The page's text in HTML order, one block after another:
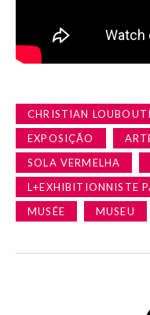
CHRISTIAN
EXPOSIÇÃO
SOLA VERMELHA
L+EXHIBITIONNISTE
MUSÉE
MUSEU